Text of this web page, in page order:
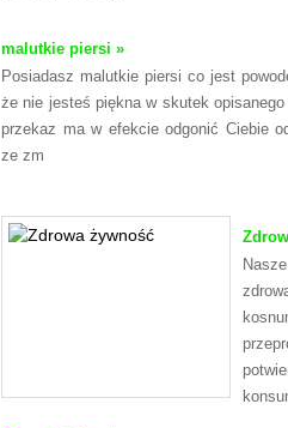
malutkie piersi »
Posiadasz malutkie piersi co jest
że nie jesteś piękna w skutek
przekaz ma w efekcie odgonić Ciebie
ze zm